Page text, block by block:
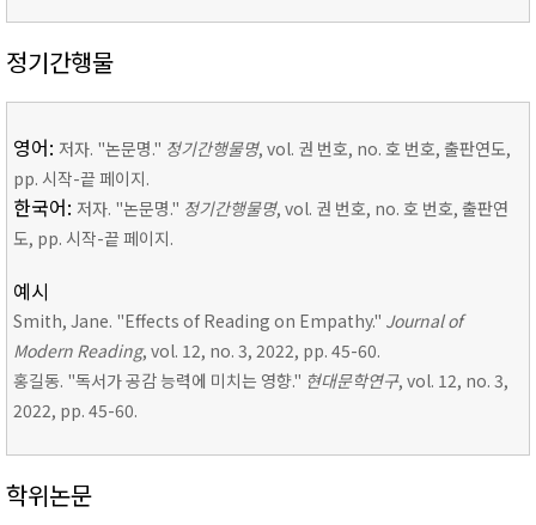
정기간행물
영어: 저자. "논문명." 정기간행물명, vol. 권 번호, no. 호 번호, 출판연도,
pp. 시작-끝 페이지.
한국어: 저자. "논문명." 정기간행물명, vol. 권 번호, no. 호 번호, 출판연
도, pp. 시작-끝 페이지.
예시
Smith, Jane. "Effects of Reading on Empathy." Journal of
Modern Reading, vol. 12, no. 3, 2022, pp. 45-60.
홍길동. "독서가 공감 능력에 미치는 영향." 현대문학연구, vol. 12, no. 3,
2022, pp. 45-60.
학위논문